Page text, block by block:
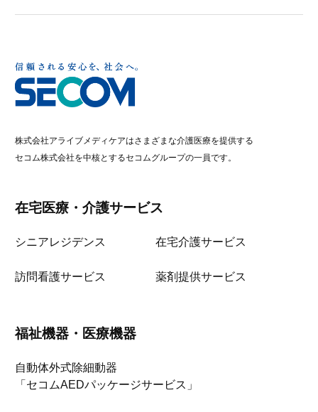
株式会社アライブメディケアはさまざまな介護医療を提供する
セコム株式会社を中核とするセコムグループの一員です。
在宅医療・介護サービス
シニアレジデンス 在宅介護サービス
訪問看護サービス 薬剤提供サービス
福祉機器・医療機器
自動体外式除細動器
「セコムAEDパッケージサービス」